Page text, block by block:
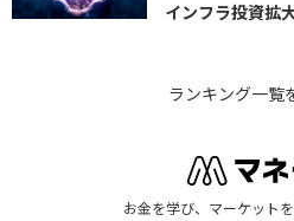
インフラ投資拡
ランキング一覧
お金を学び、マーケット